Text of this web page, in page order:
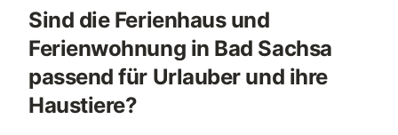
Sind die Ferienhaus und
Ferienwohnung in Bad Sachsa
passend für Urlauber und ihre
Haustiere?